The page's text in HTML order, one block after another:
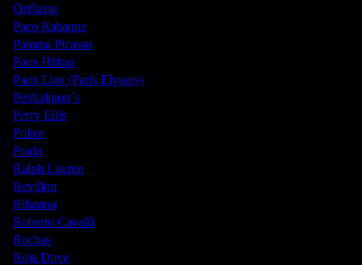
Oriflame
Paco Rabanne
Paloma Picasso
Paris Hilton
Paris Line (Paris Elysees)
Penhaligon`s
Perry Ellis
Police
Prada
Ralph Lauren
Revillon
Rihanna
Roberto Cavalli
Rochas
Roja Dove